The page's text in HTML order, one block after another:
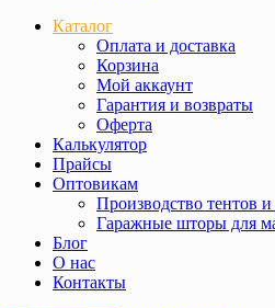
Каталог
Оплата и доставка
Корзина
Мой аккаунт
Гарантия и возвраты
Оферта
Калькулятор
Прайсы
Оптовикам
Производство тентов
Гаражные шторы для
Блог
О нас
Контакты